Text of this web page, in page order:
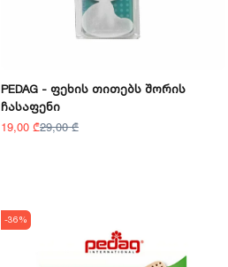
PEDAG - Ფეხის Თითებს Შორის
Ჩასაფენი
19,00 ₾29,00 ₾
-36%